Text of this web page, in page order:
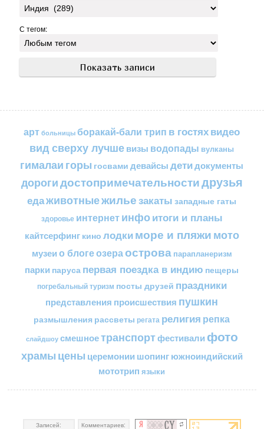
С тегом:
арт больницы боракай-бали трип в гостяхвидео
вид сверху лучшевизы водопады вулканы
гималаи горы госвами девайсы детидокументы
дорогидостопримечательностидрузья
едаживотныежильезакаты западные гаты
здоровье интернетинфоитоги и планы
кайтсерфинг кино лодкиморе и пляжимото
музеи о блогеозераострова парапланеризм
парки паруса первая поездка в индию пещеры
погребальный туризм посты друзей праздники
представления происшествия пушкин
размышления рассветы регата религия репка
слайдшоу смешноетранспортфестивали фото
храмы цены церемонии шопингюжноиндийский
мототрип языки
Записей: Комментариев: